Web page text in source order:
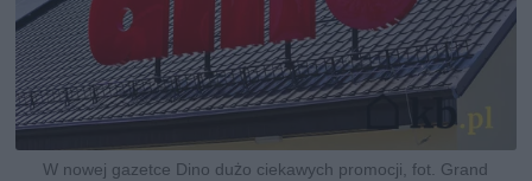
W nowej gazetce Dino dużo ciekawych promocji, fot. Grand